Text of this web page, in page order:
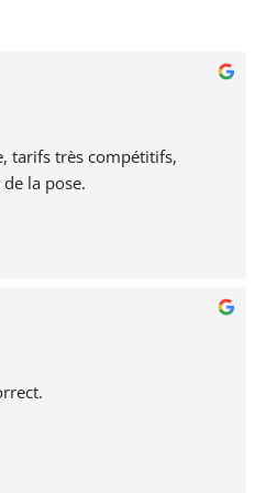
tarifs très compétitifs,
la pose.